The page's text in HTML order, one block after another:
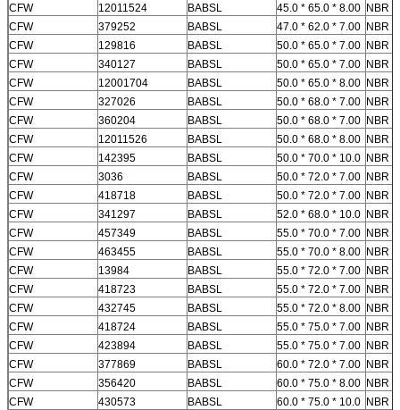
CFW
12011524 BABSL 45.0 * 65.0 * 8.00 NBR
CFW
379252 BABSL 47.0 * 62.0 * 7.00 NBR
CFW
129816 BABSL 50.0 * 65.0 * 7.00 NBR
CFW
340127 BABSL 50.0 * 65.0 * 7.00 NBR
CFW
12001704 BABSL 50.0 * 65.0 * 8.00 NBR
CFW
327026 BABSL 50.0 * 68.0 * 7.00 NBR
CFW
360204 BABSL 50.0 * 68.0 * 7.00 NBR
CFW
12011526 BABSL 50.0 * 68.0 * 8.00 NBR
CFW
142395 BABSL 50.0 * 70.0 * 10.0 NBR
CFW
3036 BABSL 50.0 * 72.0 * 7.00 NBR
CFW
418718 BABSL 50.0 * 72.0 * 7.00 NBR
CFW
341297 BABSL 52.0 * 68.0 * 10.0 NBR
CFW
457349 BABSL 55.0 * 70.0 * 7.00 NBR
CFW
463455 BABSL 55.0 * 70.0 * 8.00 NBR
CFW
13984 BABSL 55.0 * 72.0 * 7.00 NBR
CFW
418723 BABSL 55.0 * 72.0 * 7.00 NBR
CFW
432745 BABSL 55.0 * 72.0 * 8.00 NBR
CFW
418724 BABSL 55.0 * 75.0 * 7.00 NBR
CFW
423894 BABSL 55.0 * 75.0 * 7.00 NBR
CFW
377869 BABSL 60.0 * 72.0 * 7.00 NBR
CFW
356420 BABSL 60.0 * 75.0 * 8.00 NBR
CFW
430573 BABSL 60.0 * 75.0 * 10.0 NBR